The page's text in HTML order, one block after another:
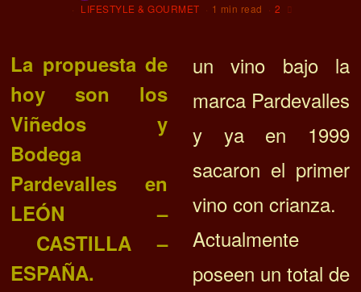
LIFESTYLE & GOURMET
1 min read 2
La propuesta de
hoy son los
Viñedos y
Bodega
Pardevalles en
LEÓN –
CASTILLA –
ESPAÑA.
un vino bajo la
marca Pardevalles
y ya en 1999
sacaron el primer
vino con crianza.
Actualmente
poseen un total de